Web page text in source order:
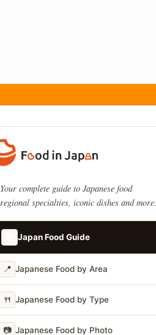
Your complete guide to Japanese food
regional specialties, iconic dishes and more.
Japan Food Guide
📍 Japanese Food by Area
🍴 Japanese Food by Type
📷 Japanese Food by Photo